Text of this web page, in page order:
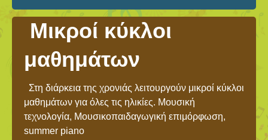
Μικροί κύκλοι
μαθημάτων
Στη διάρκεια της χρονιάς λειτουργούν μικροί κύκλοι
μαθημάτων για όλες τις ηλικίες. Μουσική
τεχνολογία, Μουσικοπαιδαγωγική επιμόρφωση,
summer piano